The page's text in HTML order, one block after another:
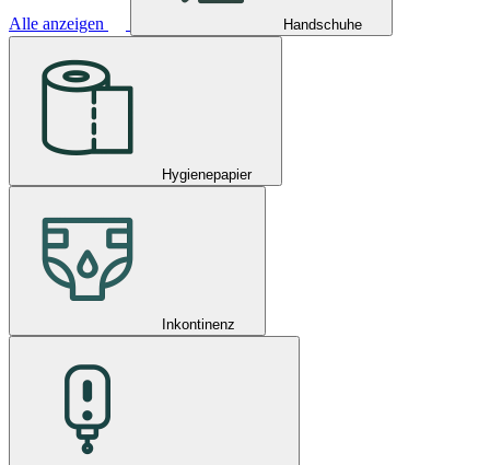
Alle anzeigen Handschuhe
Hygienepapier
Inkontinenz